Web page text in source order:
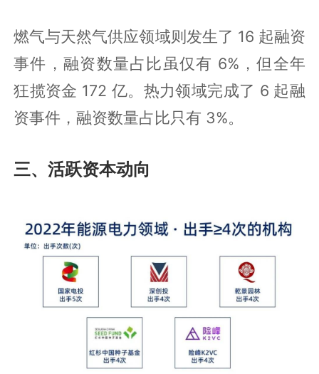
燃气与天然气供应领域则发生了 16 起融资
事件，融资数量占比虽仅有 6%，但全年
狂揽资金 172 亿。热力领域完成了 6 起融
资事件，融资数量占比只有 3%。
三、活跃资本动向